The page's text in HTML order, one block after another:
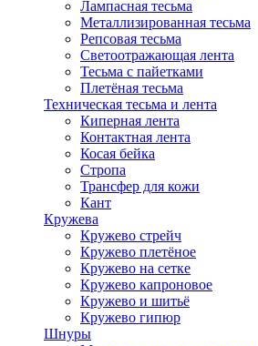
Лампасная тесьма
Металлизированная тесьма
Репсовая тесьма
Светоотражающая лента
Тесьма с пайетками
Плетёная тесьма
Техническая тесьма и лента
Киперная лента
Контактная лента
Косая бейка
Стропа
Трансфер для кожи
Кант
Кружева
Кружево стрейч
Кружево плетёное
Кружево на сетке
Кружево капроновое
Кружево и шитьё
Кружево гипюр
Шнуры